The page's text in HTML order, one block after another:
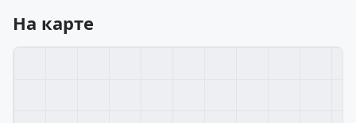
На карте